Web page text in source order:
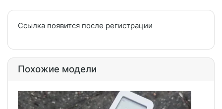
Ссылка появится после регистрации
Похожие модели